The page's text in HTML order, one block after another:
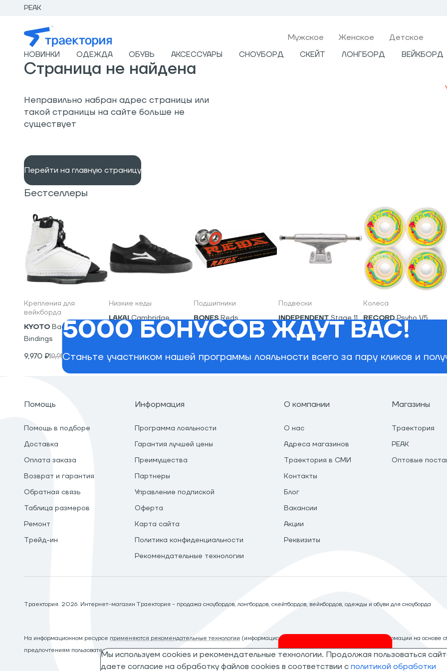
PEAK
Мужcкое Женское Детское
НОВИНКИ ОДЕЖДА ОБУВЬ АКСЕССУАРЫ СНОУБОРД СКЕЙТ ЛОНГБОРД ВЕЙКБОРД
Страница не найдена
Неправильно набран адрес страницы или
такой страницы на сайте больше не
существует
Перейти на главную страницу
Бестселлеры
Крепления для
вейкборда
KYOTO Backyard
Bindings
9,970 ₽19,950₽
Низкие кеды
LAKAI Cambridge
5,600₽
Подшипники
BONES Reds
2,400₽
Подвески
INDEPENDENT Stage 11
Standard (пара)
Колеса
RECORD Psyho V5
Wheels
Invalid csrf token
5000 БОНУСОВ ЖДУТ ВАС!
Станьте участником нашей программы лояльности всего за пару кликов и
Мы используем cookies и рекомендательные технологии. Продолжая пользоваться
даете согласие на обработку файлов cookies в соответствии с политикой обработки
Помощь
Помощь в подборе
Доставка
Оплата заказа
Возврат и гарантия
Обратная связь
Таблица размеров
Ремонт
Трейд-ин
Информация
Программа лояльности
Гарантия лучшей цены
Преимущества
Партнеры
Управление подпиской
Оферта
Карта сайта
Политика конфиденциальности
Рекомендательные технологии
О компании
О нас
Адреса магазинов
Траектория в СМИ
Контакты
Блог
Вакансии
Акции
Реквизиты
Магазины
Траектория
PEAK
Оптовые
Траектория. 2026. Интернет-магазин Траектория - продажа сноубордов, лонгбордов, скейтбордов, вейкбордов, одежды и обуви для сноуборда
На информационном ресурсе применяются рекомендательные технологии (информационные технологии предоставления информации на основе
предпочтениям пользователей сети «Интернет», находящихся на территории Российской Федерации)